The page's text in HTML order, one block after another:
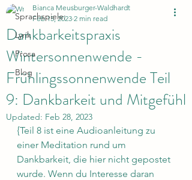
Sprachspiele:
Lyrik
Prosa
Blog
Dankbarkeitspraxis
Wintersonnenwende -
Frühlingssonnenwende Teil
9: Dankbarkeit und Mitgefühl
Bianca Meusburger-Waldhardt
Feb 15, 2023 2 min read
Updated: Feb 28, 2023
{Teil 8 ist eine Audioanleitung zu
einer Meditation rund um
Dankbarkeit, die hier nicht gepostet
wurde. Wenn du Interesse daran